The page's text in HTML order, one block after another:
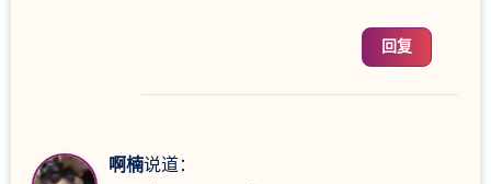
回复
啊楠说道：